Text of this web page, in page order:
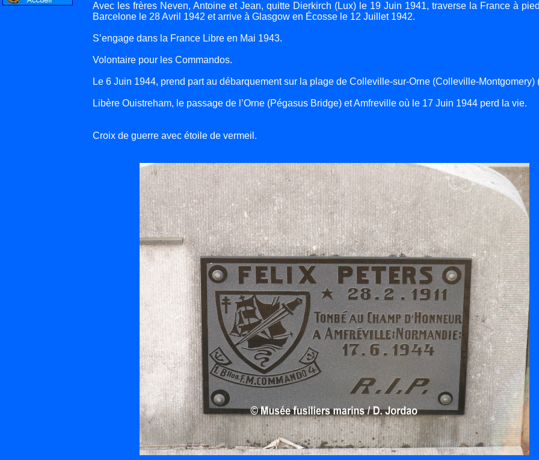
Avec les frères Neven, Antoine et Jean, quitte Dierkirch (Lux) le 19 Juin 1941, traverse la France à
Barcelone le 28 Avril 1942 et arrive à Glasgow en Écosse le 12 Juillet 1942.
S’engage dans la France Libre en Mai 1943.
Volontaire pour les Commandos.
Le 6 Juin 1944, prend part au débarquement sur la plage de Colleville-sur-Orne (Colleville-Montgomery)
Libère Ouistreham, le passage de l’Orne (Pégasus Bridge) et Amfreville où le 17 Juin 1944 perd la vie.
Croix de guerre avec étoile de vermeil.